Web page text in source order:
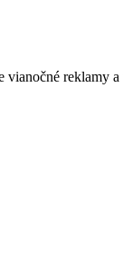
reklamy